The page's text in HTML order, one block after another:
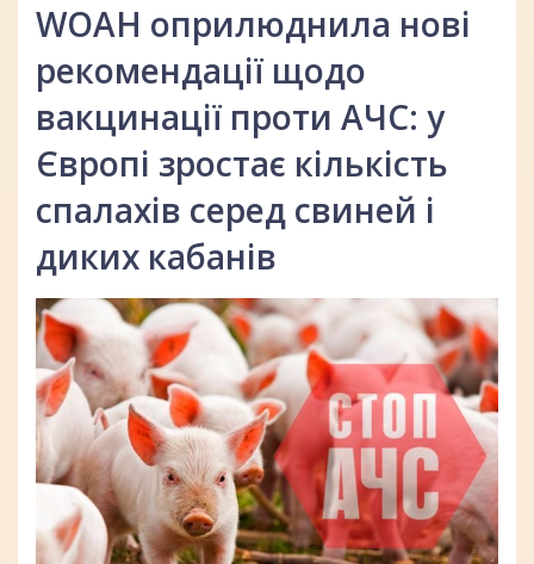
WOAH оприлюднила нові
рекомендації щодо
вакцинації проти АЧС: у
Європі зростає кількість
спалахів серед свиней і
диких кабанів